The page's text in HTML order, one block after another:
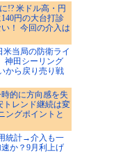
!? 米ドル高・円
円の大台打診
！ 今回の介入は
米当局の防衛ライ
神田シーリング
から戻り売り戦
的に方向感を失
トレンド継続は変
ングポイントと
統計→介入も一
か？9月利上げ